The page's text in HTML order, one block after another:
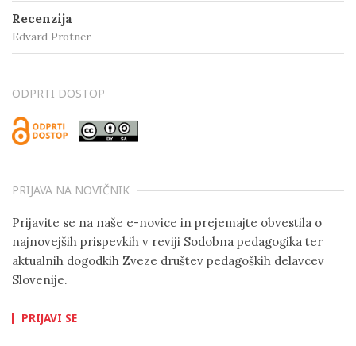
Recenzija
Edvard Protner
ODPRTI DOSTOP
PRIJAVA NA NOVIČNIK
Prijavite se na naše e-novice in prejemajte obvestila o
najnovejših prispevkih v reviji Sodobna pedagogika ter
aktualnih dogodkih Zveze društev pedagoških delavcev
Slovenije.
PRIJAVI SE